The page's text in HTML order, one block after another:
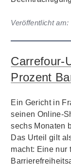
Veröffentlicht am:
Carrefour-
Prozent
Ein Gericht in
seinen Online-
sechs Monaten
Das Urteil gilt
macht: Eine nur